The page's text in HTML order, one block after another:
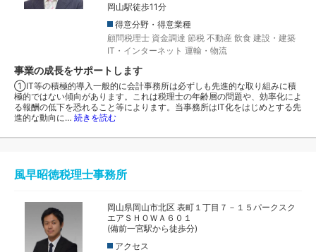
岡山駅徒歩11分
得意分野・得意業種
顧問税理士 資金調達 節税 不動産 飲食 建設・建築
IT・インターネット 運輸・物流
事業の成長をサポートします
①IT等の積極的導入一般的に会計事務所は必ずしも先進的な取り組みに積
極的ではない傾向があります。これは税理士の年齢層の問題や、効率化によ
る報酬の低下を恐れること等によります。当事務所はIT化をはじめとする先
進的な動向に… 続きを読む
風早昭徳税理士事務所
岡山県岡山市北区 表町１丁目７－１５パークスク
エアＳＨＯＷＡ６０１
(備前一宮駅から徒歩分)
アクセス